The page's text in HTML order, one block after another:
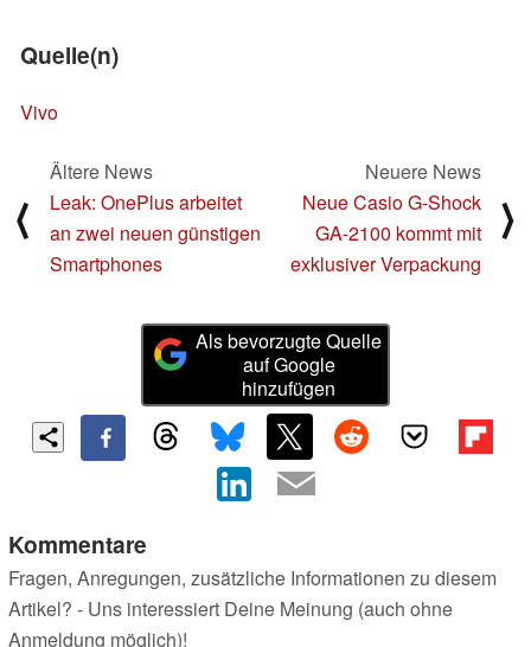
Quelle(n)
Vivo
⟨
Ältere News
Leak: OnePlus arbeitet
an zwei neuen günstigen
Smartphones
Neuere News
Neue Casio G-Shock
GA-2100 kommt mit
exklusiver Verpackung
⟩
Als bevorzugte Quelle
auf Google
hinzufügen
Kommentare
Fragen, Anregungen, zusätzliche Informationen zu diesem
Artikel? - Uns interessiert Deine Meinung (auch ohne
Anmeldung möglich)!